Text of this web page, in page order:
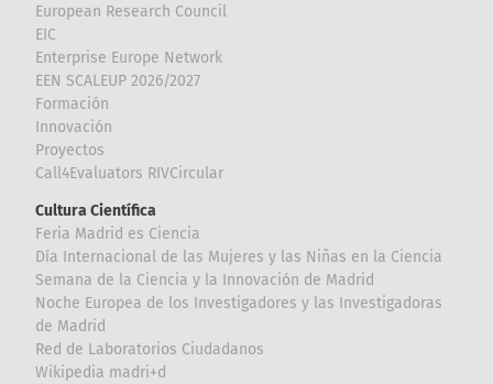
European Research Council
EIC
Enterprise Europe Network
EEN SCALEUP 2026/2027
Formación
Innovación
Proyectos
Call4Evaluators RIVCircular
Cultura Científica
Feria Madrid es Ciencia
Día Internacional de las Mujeres y las Niñas en la Ciencia
Semana de la Ciencia y la Innovación de Madrid
Noche Europea de los Investigadores y las Investigadoras
de Madrid
Red de Laboratorios Ciudadanos
Wikipedia madri+d